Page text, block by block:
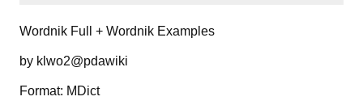
Wordnik Full + Wordnik Examples
by klwo2@pdawiki
Format: MDict